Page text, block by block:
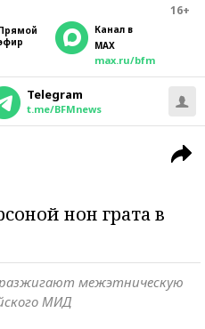
16+
Канал в
MAX
max.ru/bfm
Telegram
t.me/BFMnews
нон грата в
межэтническую
МИД